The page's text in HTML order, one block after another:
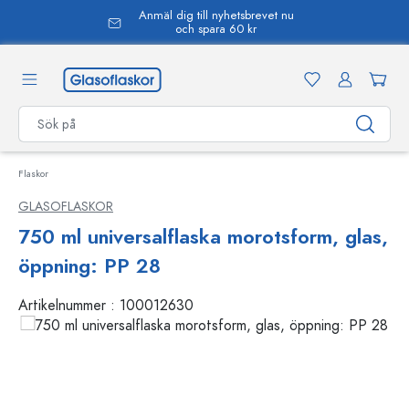
Anmäl dig till nyhetsbrevet nu
och spara 60 kr
Flaskor
GLASOFLASKOR
750 ml universalflaska morotsform, glas,
öppning: PP 28
Artikelnummer : 100012630